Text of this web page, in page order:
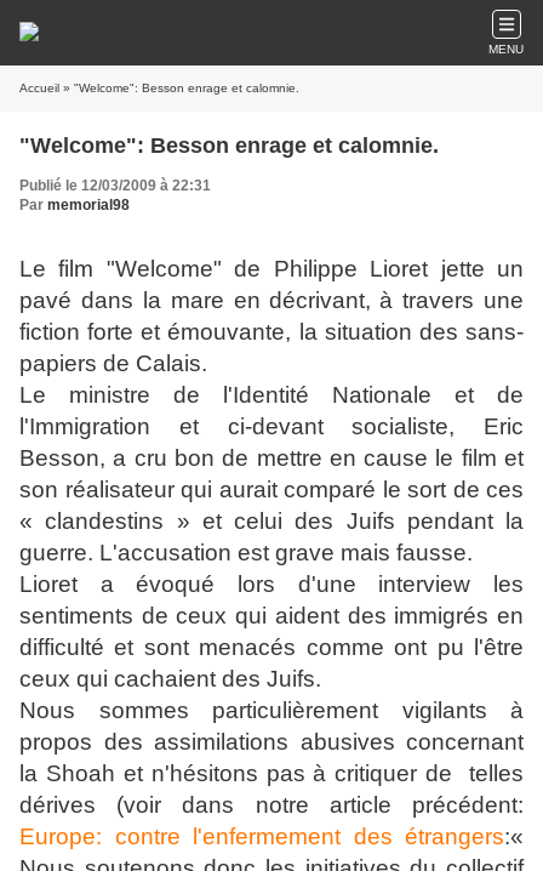
MENU
Accueil » "Welcome": Besson enrage et calomnie.
"Welcome": Besson enrage et calomnie.
Publié le 12/03/2009 à 22:31
Par memorial98
Le film "Welcome" de Philippe Lioret jette un
pavé dans la mare en décrivant, à travers une
fiction forte et émouvante, l a situation des sans-
papiers de Calais.
Le ministre de l'Identité Nationale et de
l'Immigration et ci-devant socialiste, Eric
Besson, a cru bon de mettre en cause le film et
son réalisateur qui aurait comparé le sort de ces
« clandestins » et celui des Juifs pendant la
guerre. L'accusation est grave mais fausse.
Lioret a évoqué lors d'une interview les
sentiments de ceux qui aident des immigrés en
difficulté et sont menacés comme ont pu l'être
ceux qui cachaient des Juifs.
Nous sommes particulièrement vigilants à
propos des assimilations abusives concernant
la Shoah et n'hésitons pas à critiquer de telles
dérives (voir dans notre article précédent:
Europe: contre l'enfermement des étrangers:«